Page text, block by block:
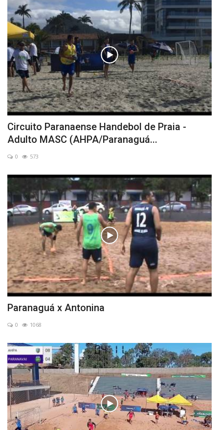
Circuito Paranaense Handebol de Praia -
Adulto MASC (AHPA/Paranaguá...
0 573
Paranaguá x Antonina
0 1068